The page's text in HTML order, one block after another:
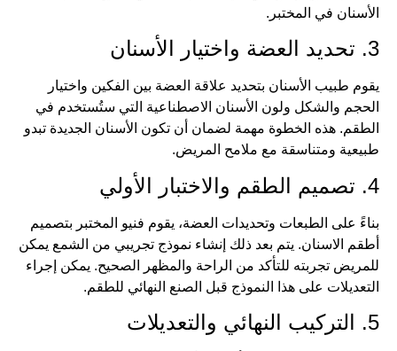
الأسنان في المختبر.
3. تحديد العضة واختيار الأسنان
يقوم طبيب الأسنان بتحديد علاقة العضة بين الفكين واختيار
الحجم والشكل ولون الأسنان الاصطناعية التي ستُستخدم في
الطقم. هذه الخطوة مهمة لضمان أن تكون الأسنان الجديدة تبدو
طبيعية ومتناسقة مع ملامح المريض.
4. تصميم الطقم والاختبار الأولي
بناءً على الطبعات وتحديدات العضة، يقوم فنيو المختبر بتصميم
أطقم الاسنان. يتم بعد ذلك إنشاء نموذج تجريبي من الشمع يمكن
للمريض تجربته للتأكد من الراحة والمظهر الصحيح. يمكن إجراء
التعديلات على هذا النموذج قبل الصنع النهائي للطقم.
5. التركيب النهائي والتعديلات